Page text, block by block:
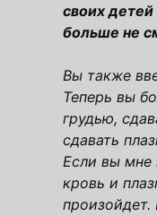
своих
больше не
Вы также
Теперь вы
грудью,
сдавать
Если вы мне
кровь и
произойдет.